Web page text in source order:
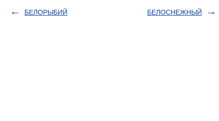
БЕЛОРЫБИЙ БЕЛОСНЕЖНЫЙ